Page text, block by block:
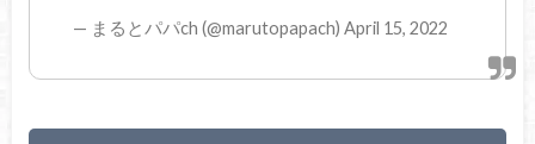
— まるとパパch (@marutopapach) April 15, 2022